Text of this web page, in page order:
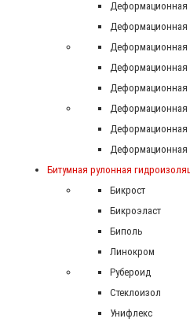
Деформационная
Деформационная
Деформационная
Деформационная
Деформационная
Деформационная
Деформационная
Деформационная
Битумная рулонная
Бикрост
Бикроэласт
Биполь
Линокром
Рубероид
Стеклоизол
Унифлекс